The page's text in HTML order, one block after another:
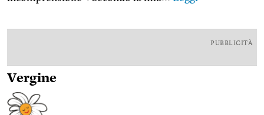
PUBBLICITÀ
Vergine